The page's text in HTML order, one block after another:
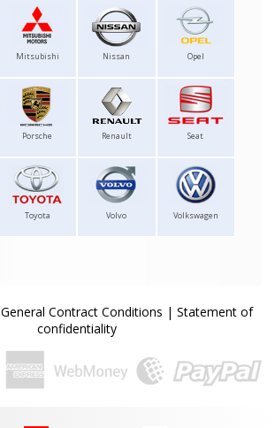
Mitsubishi Nissan Opel
Porsche Renault Seat
Toyota Volvo Volkswagen
General Contract Conditions | Statement of
confidentiality